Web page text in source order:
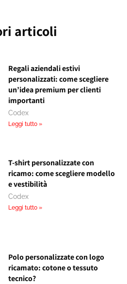
articoli
Regali aziendali estivi
personalizzati: come scegliere
un’idea premium per clienti
importanti
Codex
Leggi tutto »
T-shirt personalizzate con
ricamo: come scegliere modello
e vestibilità
Codex
Leggi tutto »
Polo personalizzate con logo
ricamato: cotone o tessuto
tecnico?